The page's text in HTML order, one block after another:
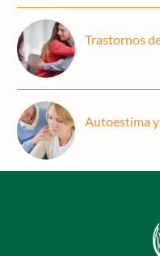
Trastornos
Autoestima